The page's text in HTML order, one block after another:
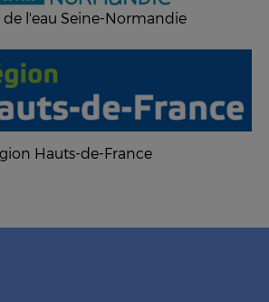
de l'eau Seine-Normandie
Hauts-de-France